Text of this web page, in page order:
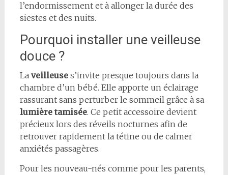
l’endormissement et à allonger la durée des
siestes et des nuits.
Pourquoi installer une veilleuse
douce ?
La veilleuses’invite presque toujours dans la
chambre d’un bébé. Elle apporte un éclairage
rassurant sans perturber le sommeil grâce à sa
lumière tamisée. Ce petit accessoire devient
précieux lors des réveils nocturnes afin de
retrouver rapidement la tétine ou de calmer
anxiétés passagères.
Pour les nouveau-nés comme pour les parents,